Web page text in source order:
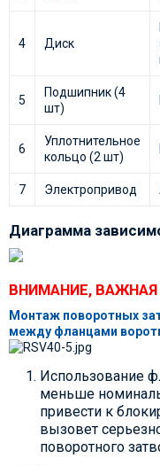
4 Диск
5
Подшипник (4
шт)
6
Уплотнительное
кольцо (2 шт)
7 Электропривод
Диаграмма
ВНИМАНИЕ,
Монтаж поворотных
между фланцами
Использование
меньше
привести к
вызовет
поворотного